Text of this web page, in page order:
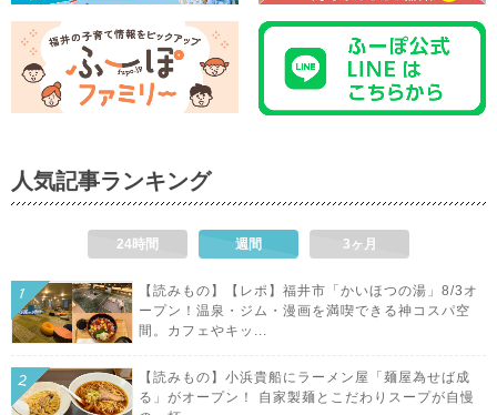
人気記事ランキング
24時間 週間 3ヶ月
【読みもの】【レポ】福井市「かいほつの湯」8/3オ
ープン！温泉・ジム・漫画を満喫できる神コスパ空
間。カフェやキッ...
【読みもの】小浜貴船にラーメン屋「麺屋為せば成
る」がオープン！ 自家製麺とこだわりスープが自慢